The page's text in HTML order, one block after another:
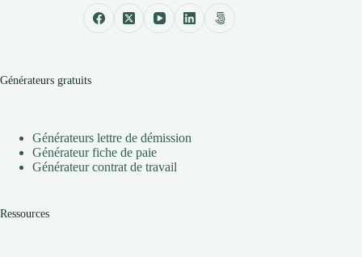
Générateurs gratuits
Générateurs lettre de démission
Générateur fiche de paie
Générateur contrat de travail
Ressources